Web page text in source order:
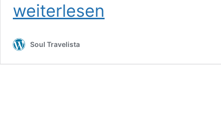
weiterlesen
Soul Travelista